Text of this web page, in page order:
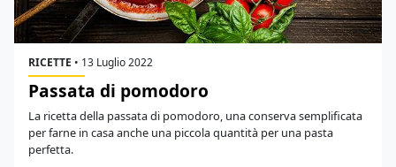
RICETTE • 13 Luglio 2022
Passata di pomodoro
La ricetta della passata di pomodoro, una conserva semplificata
per farne in casa anche una piccola quantità per una pasta
perfetta.